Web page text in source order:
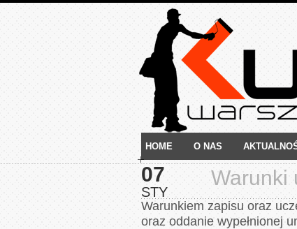
HOME O NAS
07
STY
Warunki
Warunkiem zapisu oraz
oraz oddanie wypełnionej